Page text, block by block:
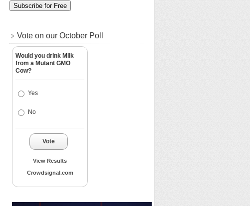
Vote on our October Poll
Would you drink Milk
from a Mutant GMO
Cow?
Yes
No
Vote
View Results
Crowdsignal.com